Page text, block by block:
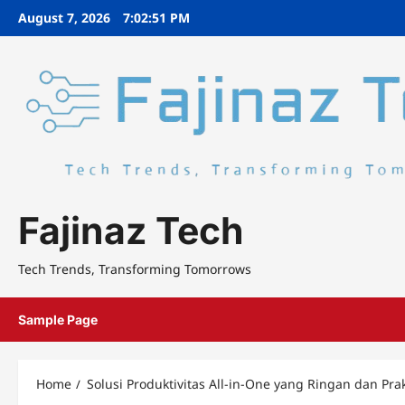
SkipAugust 7, 2026 7:02:51 PM
Fajinaz Tech
Tech Trends, Transforming Tomorrows
Sample Page
Home Solusi Produktivitas All-in-One yang Ringan dan